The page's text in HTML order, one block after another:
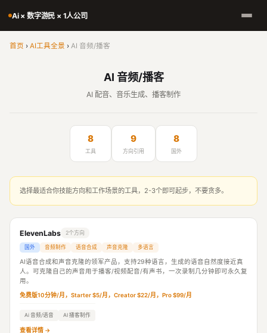
Ai × 数字游民 × 1人公司
首页 › AI工具全景 › AI 音频/播客
AI 音频/播客
AI 配音、音乐生成、播客制作
8
工具
9
方向引用
8
国外
选择最适合你技能方向和工作场景的工具，2-3个即可起步，不要贪多。
ElevenLabs 2个方向
国外 音频制作 语音合成 声音克隆 多语言
AI语音合成和声音克隆的领军产品，支持29种语言，生成的语音自然度接近真
人。可克隆自己的声音用于播客/视频配音/有声书，一次录制几分钟即可永久复
用。
免费版10分钟/月，Starter $5/月，Creator $22/月，Pro $99/月
Ai 音频/语音 AI 播客制作
查看详情 →